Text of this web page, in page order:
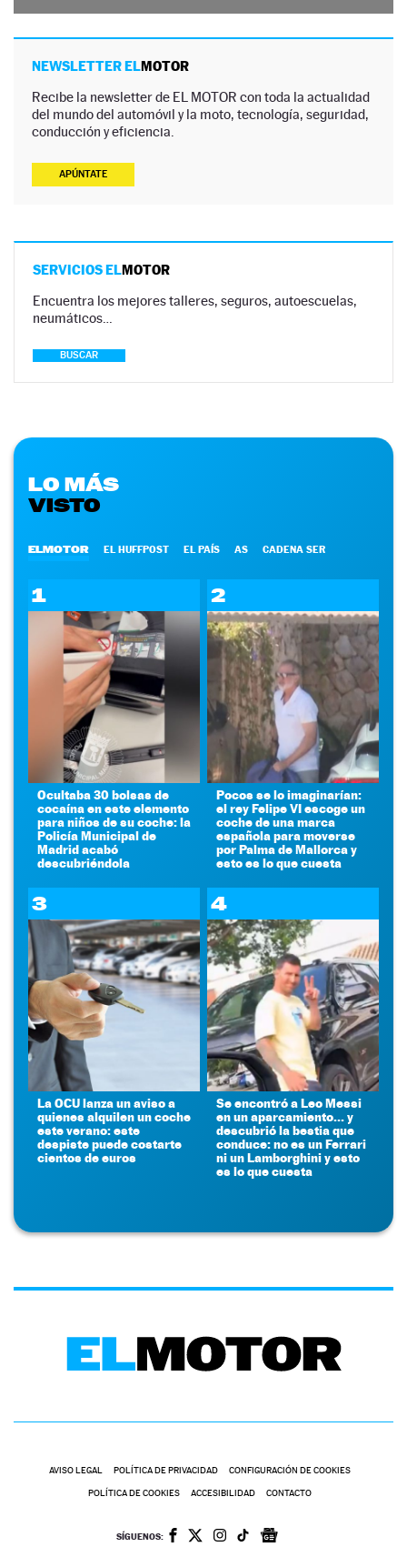
NEWSLETTER ELMOTOR
Recibe la newsletter de EL MOTOR con toda la actualidad
del mundo del automóvil y la moto, tecnología, seguridad,
conducción y eficiencia.
APÚNTATE
SERVICIOS ELMOTOR
Encuentra los mejores talleres, seguros, autoescuelas,
neumáticos…
BUSCAR
LO MÁS
VISTO
ELMOTOR EL HUFFPOST EL PAÍS AS CADENA SER
1
Ocultaba 30 bolsas de
cocaína en este elemento
para niños de su coche: la
Policía Municipal de
Madrid acabó
descubriéndola
2
Pocos se lo imaginarían:
el rey Felipe VI escoge un
coche de una marca
española para moverse
por Palma de Mallorca y
esto es lo que cuesta
3
La OCU lanza un aviso a
quienes alquilen un coche
este verano: este
despiste puede costarte
cientos de euros
4
Se encontró a Leo Messi
en un aparcamiento... y
descubrió la bestia que
conduce: no es un Ferrari
ni un Lamborghini y esto
es lo que cuesta
AVISO LEGAL POLÍTICA DE PRIVACIDAD CONFIGURACIÓN DE COOKIES
POLÍTICA DE COOKIES ACCESIBILIDAD CONTACTO
SÍGUENOS: